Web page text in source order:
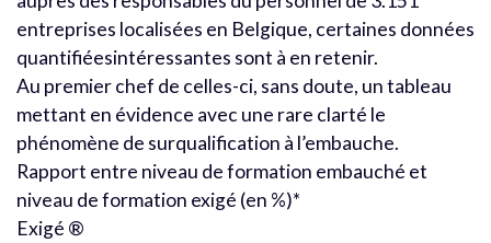
entreprises localisées en Belgique, certaines données
quantifiéesintéressantes sont à en retenir.
Au premier chef de celles-ci, sans doute, un tableau
mettant en évidence avec une rare clarté le
phénomène de surqualification à l’embauche.
Rapport entre niveau de formation embauché et
niveau de formation exigé (en %)*
Exigé ®